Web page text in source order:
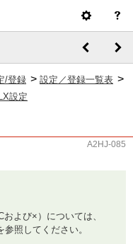
/登録 > 設定／登録一覧表 >
設定
A2HJ-085
よび×）については、
参照してください。